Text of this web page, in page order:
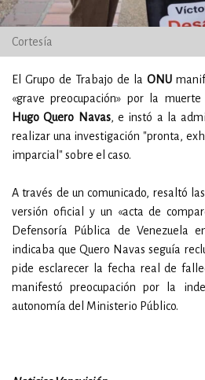
Cortesía
El Grupo de Trabajo de la ONU
«grave preocupación» por la
Hugo Quero Navas, e instó a la
realizar una investigación "pronta,
imparcial" sobre el caso.
A través de un comunicado, resaltó
versión oficial y un «acta de
Defensoría Pública de Venezuela
indicaba que Quero Navas seguía
pide esclarecer la fecha real de
manifestó preocupación por la
autonomía del Ministerio Público.